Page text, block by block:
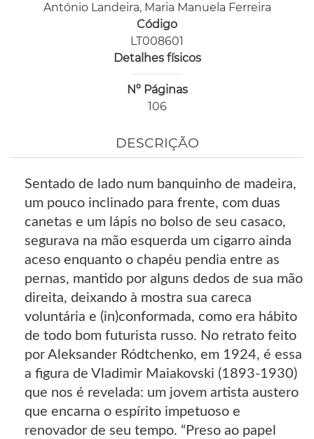
António Landeira, Maria Manuela Ferreira
Código
LT008601
Detalhes físicos
Nº Páginas
106
DESCRIÇÃO
Sentado de lado num banquinho de madeira,
um pouco inclinado para frente, com duas
canetas e um lápis no bolso de seu casaco,
segurava na mão esquerda um cigarro ainda
aceso enquanto o chapéu pendia entre as
pernas, mantido por alguns dedos de sua mão
direita, deixando à mostra sua careca
voluntária e (in)conformada, como era hábito
de todo bom futurista russo. No retrato feito
por Aleksander Ródtchenko, em 1924, é essa
a figura de Vladimir Maiakovski (1893-1930)
que nos é revelada: um jovem artista austero
que encarna o espírito impetuoso e
renovador de seu tempo. “Preso ao papel